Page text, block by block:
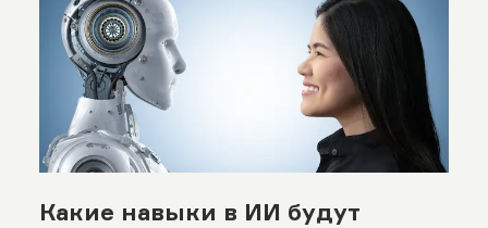
Какие навыки в ИИ будут